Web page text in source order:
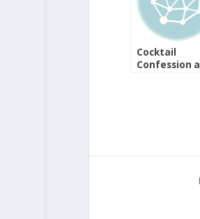
Cocktail
Confession